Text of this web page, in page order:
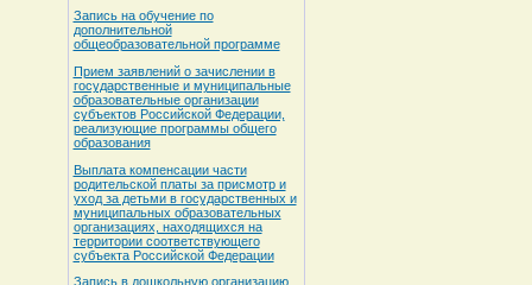
Запись на обучение по
дополнительной
общеобразовательной программе
Прием заявлений о зачислении в
государственные и муниципальные
образовательные организации
субъектов Российской Федерации,
реализующие программы общего
образования
Выплата компенсации части
родительской платы за присмотр и
уход за детьми в государственных и
муниципальных образовательных
организациях, находящихся на
территории соответствующего
субъекта Российской Федерации
Запись в дошкольную организацию